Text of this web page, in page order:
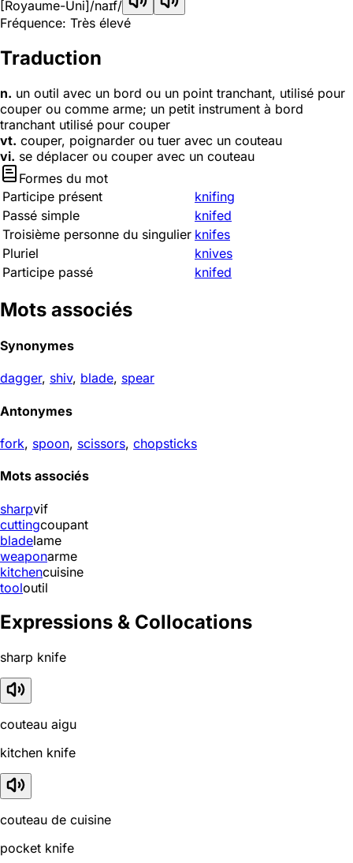
[Royaume-Uni]/naɪf/
Fréquence: Très élevé
Traduction
n. un outil avec un bord ou un point tranchant, utilisé pour
couper ou comme arme; un petit instrument à bord
tranchant utilisé pour couper
vt. couper, poignarder ou tuer avec un couteau
vi. se déplacer ou couper avec un couteau
Formes du mot
Participe présent
knifing
Passé simple
knifed
Troisième personne du singulier knifes
Pluriel
knives
Participe passé
knifed
Mots associés
Synonymes
dagger, shiv, blade, spear
Antonymes
fork, spoon, scissors, chopsticks
Mots associés
sharpvif
cuttingcoupant
bladelame
weaponarme
kitchencuisine
tooloutil
Expressions & Collocations
sharp knife
couteau aigu
kitchen knife
couteau de cuisine
pocket knife